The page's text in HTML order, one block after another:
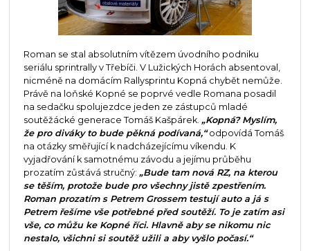
Roman se stal absolutním vítězem úvodního podniku
seriálu sprintrally v Třebíči. V Lužických Horách absentoval,
nicméně na domácím Rallysprintu Kopná chybět nemůže.
Právě na loňské Kopné se poprvé vedle Romana posadil
na sedačku spolujezdce jeden ze zástupců mladé
soutěžácké generace Tomáš Kašpárek. „Kopná? Myslím,
že pro diváky to bude pěkná podívaná,“odpovídá Tomáš
na otázky směřující k nadcházejícímu víkendu. K
vyjadřování k samotnému závodu a jejímu průběhu
prozatím zůstává stručný: „Bude tam nová RZ, na kterou
se těším, protože bude pro všechny jistě zpestřením.
Roman prozatím s Petrem Grossem testují auto a já s
Petrem řešíme vše potřebné před soutěží. To je zatím asi
vše, co můžu ke Kopné říci. Hlavně aby se nikomu nic
nestalo, všichni si soutěž užili a aby vyšlo počasí.“